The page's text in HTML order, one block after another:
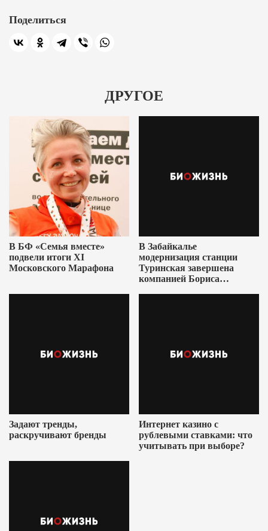
Поделиться
ДРУГОЕ
В БФ «Семья вместе»
подвели итоги XI
Московского Марафона
В Забайкалье
модернизация станции
Туринская завершена
компанией Бориса
Задают тренды,
раскручивают бренды
Интернет казино с
рублевыми ставками: что
учитывать при выборе?